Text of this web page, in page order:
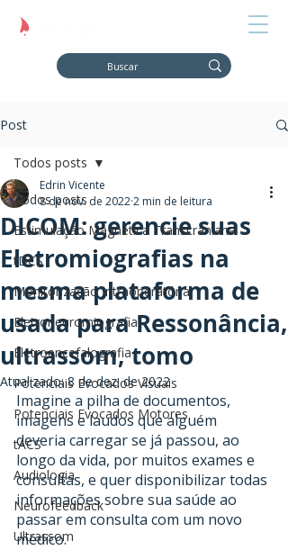
Post
Todos posts
Estimulação Magnética Transcraniana
tDCS
Monitorização Intraoperatória
Eletroneuromiografia
Eletroencefalografia
Potenciais Evocados Visuais
Potenciais Evocados Motores
tACS
Audiologia
Neurofeedback
Ultrassom
Todos posts
DICOM: gerencie suas
Eletromiografias na
mesma plataforma de
usada para Ressonância,
ultrassom, tomo
Edrin Vicente
8 de nov. de 20222 min de leitura
Atualizado:8 de dez. de 2022
Imagine a pilha de documentos,
imagens e laudos que alguém
deveria carregar se já passou, ao
longo da vida, por muitos exames e
consultas, e quer disponibilizar todas
informações sobre sua saúde ao
passar em consulta com um novo
médico.